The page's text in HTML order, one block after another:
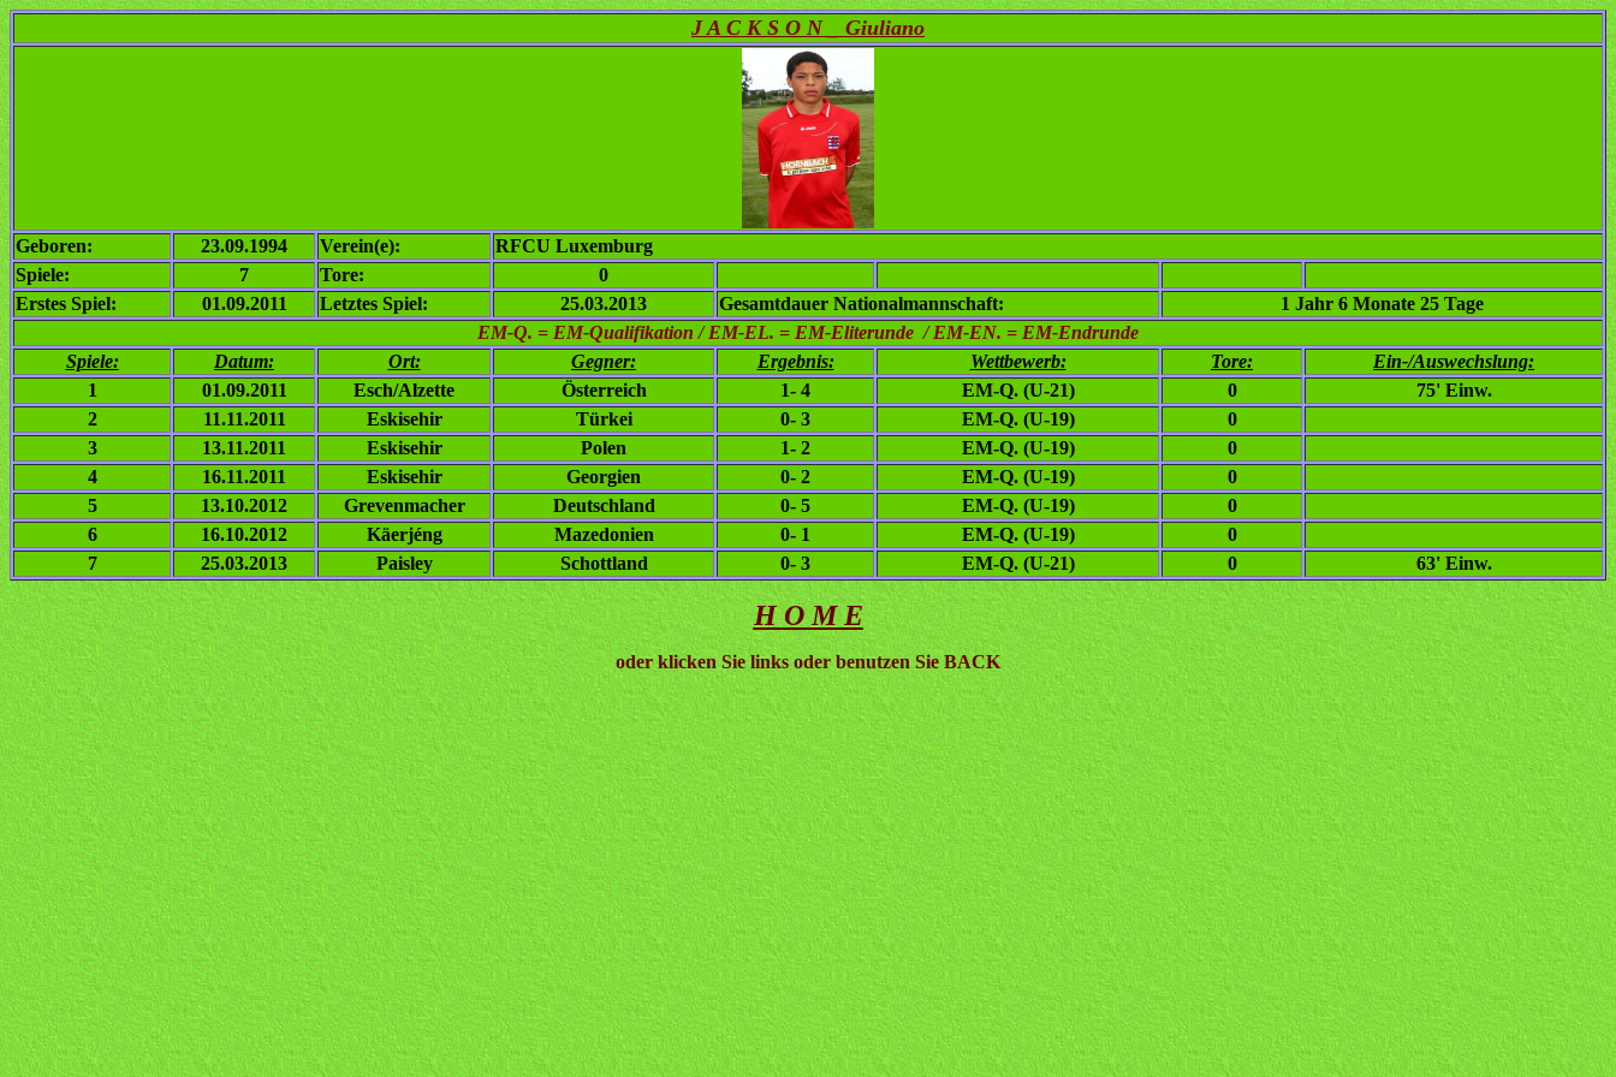
J A C K S O N _ Giuliano
Geboren: 23.09.1994 Verein(e):
RFCU Luxemburg
Spiele:
7 Tore:
0
Erstes Spiel:
01.09.2011 Letztes Spiel: 25.03.2013 Gesamtdauer Nationalmannschaft:
1 Jahr 6 Monate 25 Tage
EM-Q. = EM-Qualifikation / EM-EL. = EM-Eliterunde / EM-EN. = EM-Endrunde
Spiele:
Datum: Ort: Gegner: Ergebnis: Wettbewerb: Tore:
Ein-/Auswechslung:
1
01.09.2011 Esch/Alzette Österreich 1- 4 EM-Q. (U-21) 0
75' Einw.
2
11.11.2011 Eskisehir Türkei 0- 3 EM-Q. (U-19)
0
3
13.11.2011 Eskisehir Polen 1- 2 EM-Q. (U-19)
0
4
16.11.2011 Eskisehir Georgien 0- 2 EM-Q. (U-19)
0
5
13.10.2012 Grevenmacher Deutschland 0- 5 EM-Q. (U-19)
0
6
16.10.2012 Käerjéng Mazedonien 0- 1 EM-Q. (U-19)
0
7
25.03.2013 Paisley Schottland 0- 3 EM-Q. (U-21) 0 63' Einw.
H O M E
oder klicken Sie links oder benutzen Sie BACK